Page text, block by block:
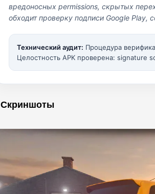
вредоносных permissions, скрытых
обходит проверку подписи Google Play,
Технический аудит: Процедура
Целостность APK проверена: signature
Скриншоты